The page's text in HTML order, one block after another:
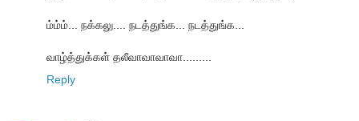
ம்ம்ம்... நக்கலு.... நடத்துங்க... நடத்துங்க...
வாழ்த்துக்கள் தலீவாவாவாவா.........
Reply